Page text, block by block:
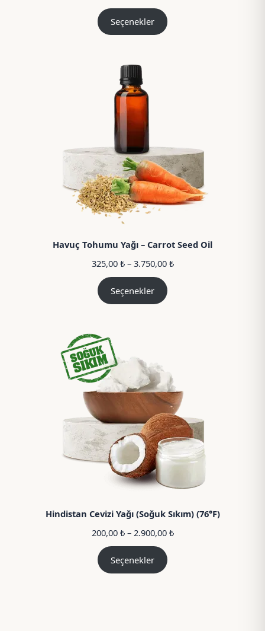
Seçenekler
Havuç Tohumu Yağı – Carrot Seed Oil
325,00 ₺ – 3.750,00 ₺Fiyat
Seçenekler
Hindistan Cevizi Yağı (Soğuk Sıkım) (76°F)
200,00 ₺ – 2.900,00 ₺Fiyat
Seçenekler